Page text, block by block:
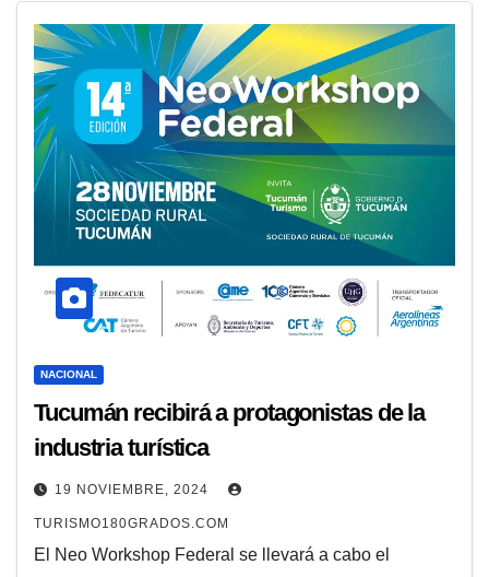
NACIONAL
Tucumán recibirá a protagonistas de la
industria turística
19 NOVIEMBRE, 2024
TURISMO180GRADOS.COM
El Neo Workshop Federal se llevará a cabo el